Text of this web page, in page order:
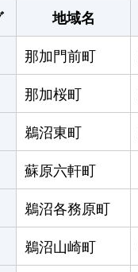
地域名
那加門前町
那加桜町
鵜沼東町
蘇原六軒町
鵜沼各務原町
鵜沼山崎町